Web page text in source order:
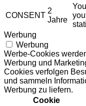
CONSENT
2
Jahre
Werbung
Werbung
Werbe-Cookies
Werbung und
Cookies verfolgen
und sammeln
Werbung zu liefern.
Cookie